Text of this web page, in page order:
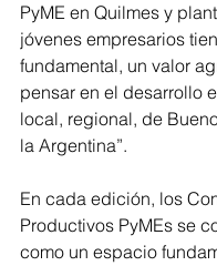
PyME en Quilmes y
jóvenes empresarios
fundamental, un valor
pensar en el desarrollo
local, regional, de
la Argentina”.
En cada edición, los
Productivos PyMEs se
como un espacio